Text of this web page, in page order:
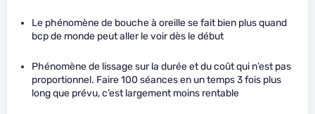
Le phénomène de bouche à oreille se fait bien plus quand
bcp de monde peut aller le voir dès le début
Phénomène de lissage sur la durée et du coût qui n’est pas
proportionnel. Faire 100 séances en un temps 3 fois plus
long que prévu, c’est largement moins rentable